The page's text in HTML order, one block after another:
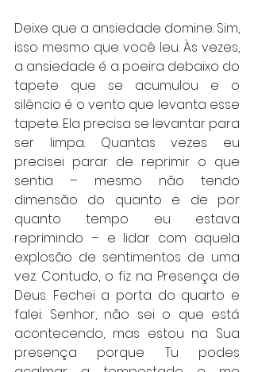
Deixe que a ansiedade domine. Sim,
isso mesmo que você leu. Às vezes,
a ansiedade é a poeira debaixo do
tapete que se acumulou e o
silêncio é o vento que levanta esse
tapete. Ela precisa se levantar para
ser limpa. Quantas vezes eu
precisei parar de reprimir o que
sentia – mesmo não tendo
dimensão do quanto e de por
quanto tempo eu estava
reprimindo – e lidar com aquela
explosão de sentimentos de uma
vez. Contudo, o fiz na Presença de
Deus. Fechei a porta do quarto e
falei: Senhor, não sei o que está
acontecendo, mas estou na Sua
presença porque Tu podes